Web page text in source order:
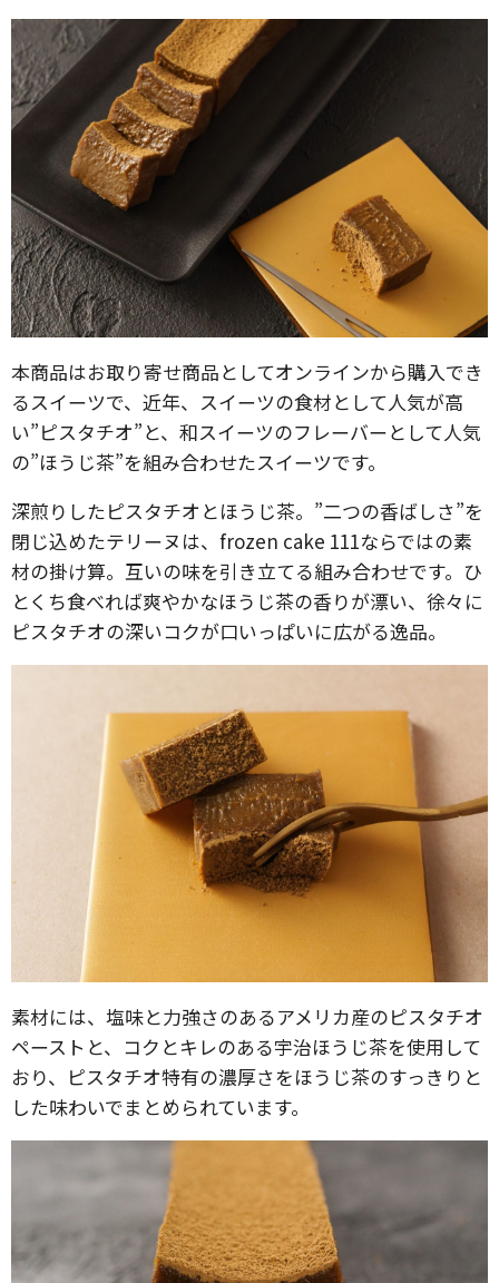
本商品はお取り寄せ商品としてオンラインから購入でき
るスイーツで、近年、スイーツの食材として人気が高
い”ピスタチオ”と、和スイーツのフレーバーとして人気
の”ほうじ茶”を組み合わせたスイーツです。
深煎りしたピスタチオとほうじ茶。”二つの香ばしさ”を
閉じ込めたテリーヌは、frozen cake 111ならではの素
材の掛け算。互いの味を引き立てる組み合わせです。ひ
とくち食べれば爽やかなほうじ茶の香りが漂い、徐々に
ピスタチオの深いコクが口いっぱいに広がる逸品。
素材には、塩味と力強さのあるアメリカ産のピスタチオ
ペーストと、コクとキレのある宇治ほうじ茶を使用して
おり、ピスタチオ特有の濃厚さをほうじ茶のすっきりと
した味わいでまとめられています。